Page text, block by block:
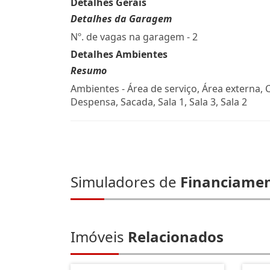
Detalhes da Garagem
Nº. de vagas na garagem - 2
Detalhes Ambientes
Resumo
Ambientes - Área de serviço, Área externa,
Despensa, Sacada, Sala 1, Sala 3, Sala 2
Simuladores de
Imóveis Relacionados